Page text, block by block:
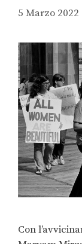
5 Marzo 2022
Con